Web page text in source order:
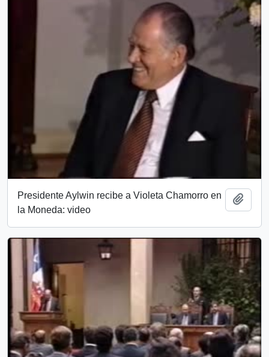
Presidente Aylwin recibe a Violeta Chamorro en
la Moneda: video